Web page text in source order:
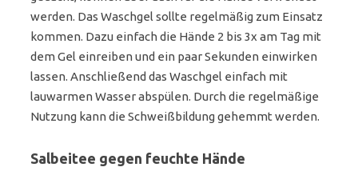
werden. Das Waschgel sollte regelmäßig zum Einsatz
kommen. Dazu einfach die Hände 2 bis 3x am Tag mit
dem Gel einreiben und ein paar Sekunden einwirken
lassen. Anschließend das Waschgel einfach mit
lauwarmen Wasser abspülen. Durch die regelmäßige
Nutzung kann die Schweißbildung gehemmt werden.
Salbeitee gegen feuchte Hände